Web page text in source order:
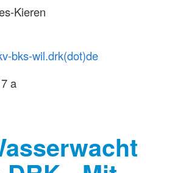
Kieren
bks-wil.drk(dot)de
a